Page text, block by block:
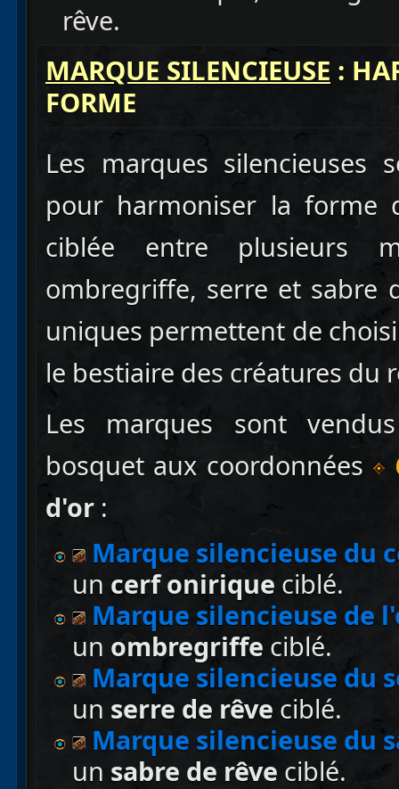
rêve.
MARQUE SILENCIEUSE :
FORME
Les marques
pour harmoniser la forme
ciblée entre plusieurs
ombregriffe, serre et sabre
uniques permettent de
le bestiaire des créatures du
Les marques sont
bosquet aux coordonnées
d'or :
Marque silencieuse du
un cerf onirique ciblé.
Marque silencieuse de
un ombregriffe ciblé.
Marque silencieuse du
un serre de rêve ciblé.
Marque silencieuse du
un sabre de rêve ciblé.